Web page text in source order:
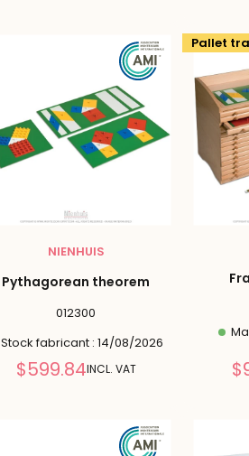
NIENHUIS
Pythagorean theorem
012300
Stock fabricant : 14/08/2026
Reduced
$599.84INCL. VAT
Pallet